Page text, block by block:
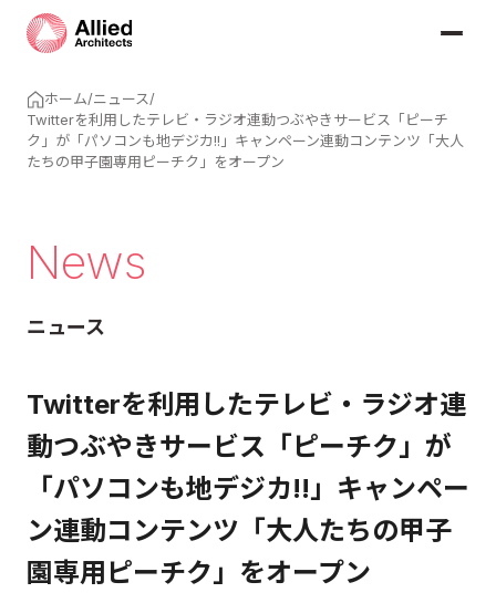
ホーム/ニュース/
Twitterを利用したテレビ・ラジオ連動つぶやきサービス「ピーチ
ク」が「パソコンも地デジカ!!」キャンペーン連動コンテンツ「大人
たちの甲子園専用ピーチク」をオープン
News
ニュース
Twitterを利用したテレビ・ラジオ連
動つぶやきサービス「ピーチク」が
「パソコンも地デジカ!!」キャンペー
ン連動コンテンツ「大人たちの甲子
園専用ピーチク」をオープン